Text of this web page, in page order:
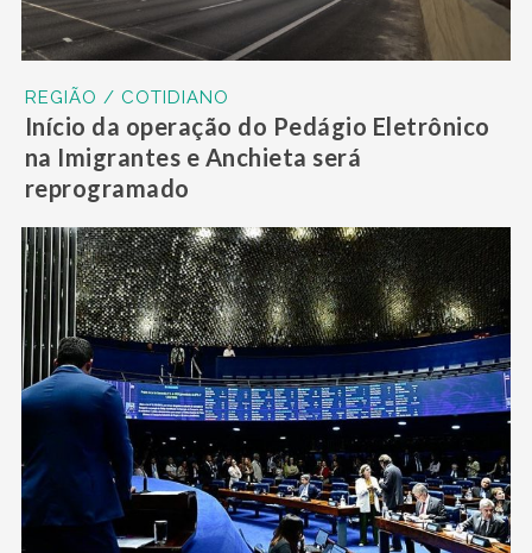
REGIÃO / COTIDIANO
Início da operação do Pedágio Eletrônico
na Imigrantes e Anchieta será
reprogramado